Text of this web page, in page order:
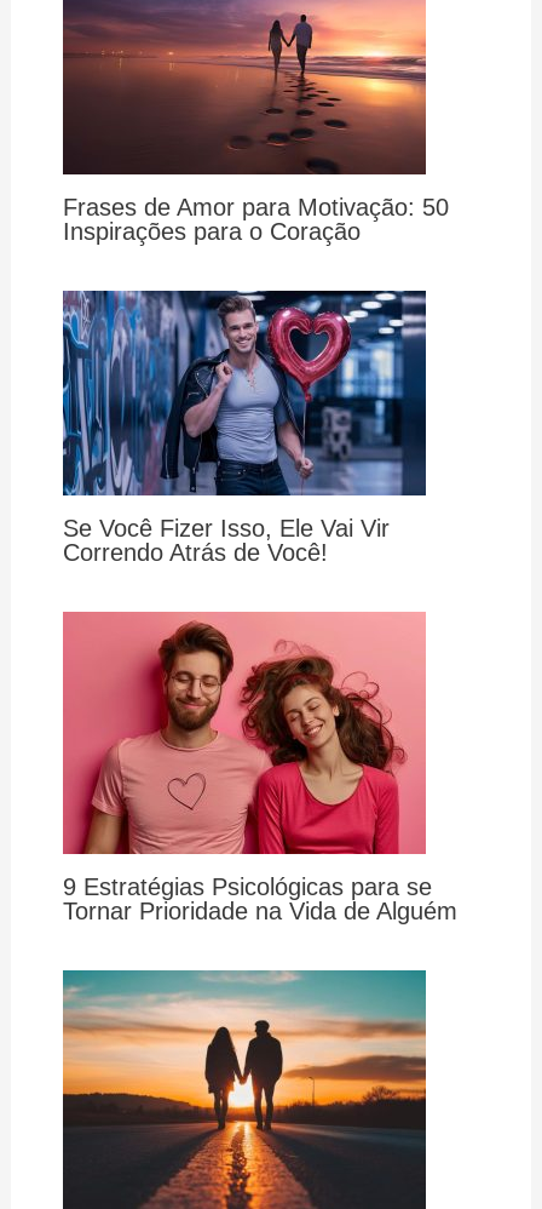
Frases de Amor para Motivação: 50
Inspirações para o Coração
Se Você Fizer Isso, Ele Vai Vir
Correndo Atrás de Você!
9 Estratégias Psicológicas para se
Tornar Prioridade na Vida de Alguém